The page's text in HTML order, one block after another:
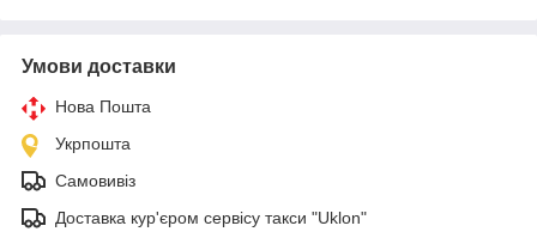
Умови доставки
Нова Пошта
Укрпошта
Самовивіз
Доставка кур'єром сервісу такси "Uklon"